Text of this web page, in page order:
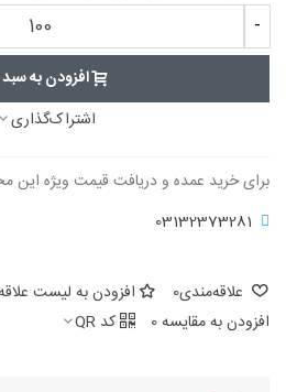
-
افزودن به
اشتراک‌گذاری
برای خرید عمده و دریافت قیمت ویژه این
03132373281
علاقه‌مندی0
افزودن به لیست
افزودن به مقایسه0 کد QR